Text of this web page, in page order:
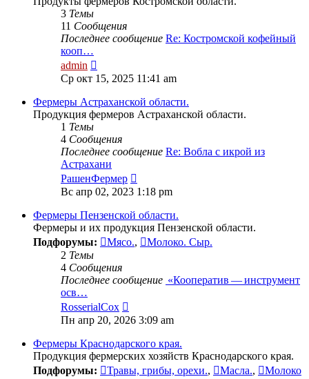
3 Темы
11 Сообщения
Последнее сообщение Re: Костромской кофейный
кооп…
admin
к
последнему
сообщению
Ср окт 15, 2025 11:41 am
Фермеры Астраханской области.
Продукция фермеров Астраханской области.
1 Темы
4 Сообщения
Последнее сообщение Re: Вобла с икрой из
Астрахани
РашенФермер
к
последнему
сообщению
Вс апр 02, 2023 1:18 pm
Фермеры Пензенской области.
Фермеры и их продукция Пензенской области.
Подфорумы:
Мясо.,
Молоко. Сыр.
2 Темы
4 Сообщения
Последнее сообщение «Кооператив — инструмент
осв…
RosserialCox
к
сообщению
Пн апр 20, 2026 3:09 am
Фермеры Краснодарского края.
Продукция фермерских хозяйств Краснодарского края.
Подфорумы:
Травы, грибы, орехи., Масла.,
Молоко